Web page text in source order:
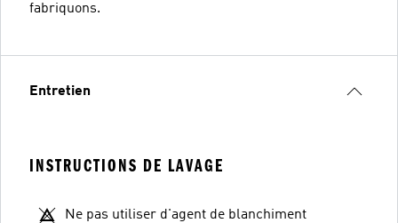
fabriquons.
Entretien
INSTRUCTIONS DE LAVAGE
Ne pas utiliser d'agent de blanchiment